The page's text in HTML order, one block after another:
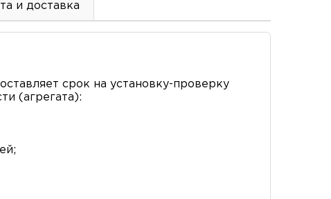
и доставка
срок на установку-проверку
(агрегата):